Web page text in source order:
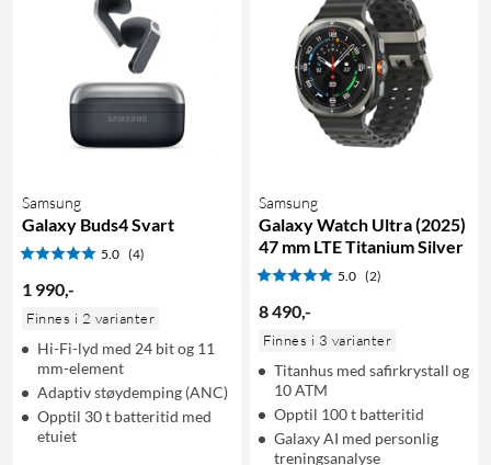
Samsung
Galaxy Buds4 Svart
5.0 (4)
1 990,-
Finnes i 2 varianter
Hi-Fi-lyd med 24 bit og 11
mm-element
Adaptiv støydemping (ANC)
Opptil 30 t batteritid med
etuiet
Samsung
Galaxy Watch Ultra (2025)
47 mm LTE Titanium Silver
5.0 (2)
8 490,-
Finnes i 3 varianter
Titanhus med safirkrystall og
10 ATM
Opptil 100 t batteritid
Galaxy AI med personlig
treningsanalyse